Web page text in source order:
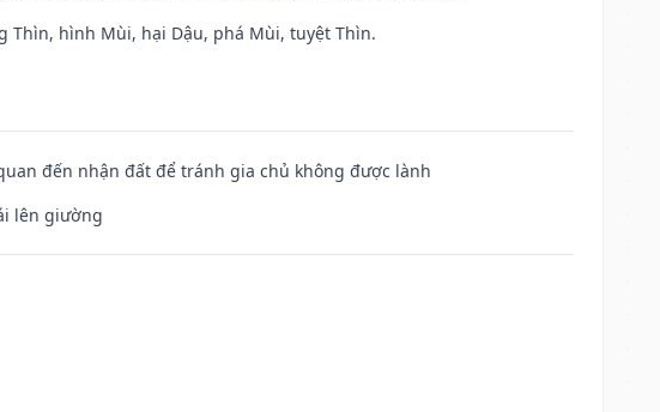
Thìn, hình Mùi, hại Dậu, phá Mùi, tuyệt Thìn.
đến nhận đất để tránh gia chủ không được lành
lên giường